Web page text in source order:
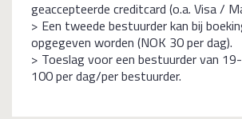
geaccepteerde creditcard (o.a. Visa /
> Een tweede bestuurder kan bij
opgegeven worden (NOK 30 per dag).
> Toeslag voor een bestuurder van
100 per dag/per bestuurder.